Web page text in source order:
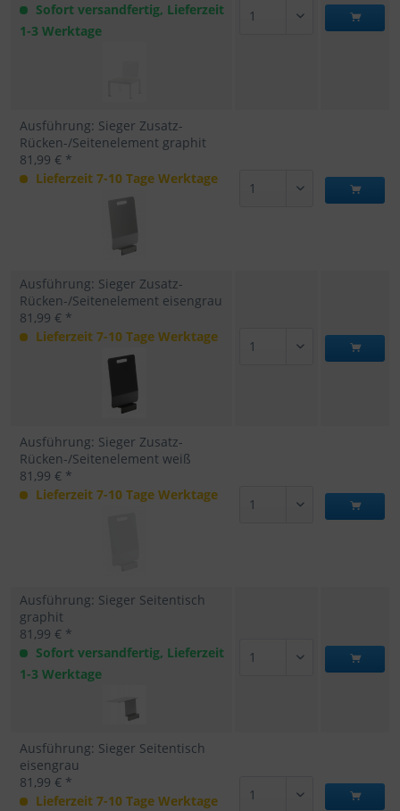
Sofort versandfertig, Lieferzeit
1-3 Werktage
Ausführung: Sieger Zusatz-
Rücken-/Seitenelement graphit
81,99 € *
Lieferzeit 7-10 Tage Werktage
Ausführung: Sieger Zusatz-
Rücken-/Seitenelement eisengrau
81,99 € *
Lieferzeit 7-10 Tage Werktage
Ausführung: Sieger Zusatz-
Rücken-/Seitenelement weiß
81,99 € *
Lieferzeit 7-10 Tage Werktage
Ausführung: Sieger Seitentisch
graphit
81,99 € *
Sofort versandfertig, Lieferzeit
1-3 Werktage
Ausführung: Sieger Seitentisch
eisengrau
81,99 € *
Lieferzeit 7-10 Tage Werktage